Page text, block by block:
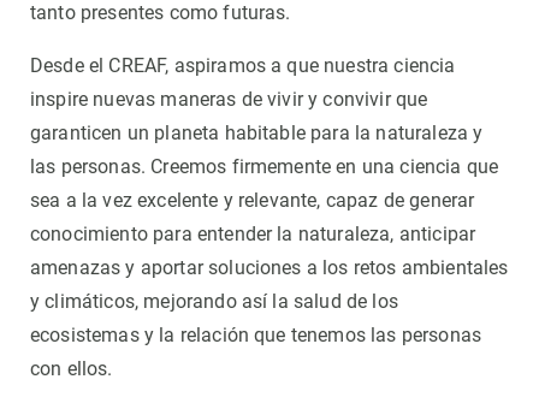
tanto presentes como futuras.
Desde el CREAF, aspiramos a que nuestra ciencia
inspire nuevas maneras de vivir y convivir que
garanticen un planeta habitable para la naturaleza y
las personas. Creemos firmemente en una ciencia que
sea a la vez excelente y relevante, capaz de generar
conocimiento para entender la naturaleza, anticipar
amenazas y aportar soluciones a los retos ambientales
y climáticos, mejorando así la salud de los
ecosistemas y la relación que tenemos las personas
con ellos.